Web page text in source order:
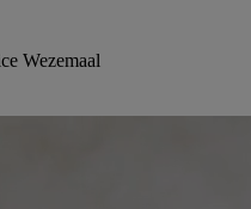
Wezemaal